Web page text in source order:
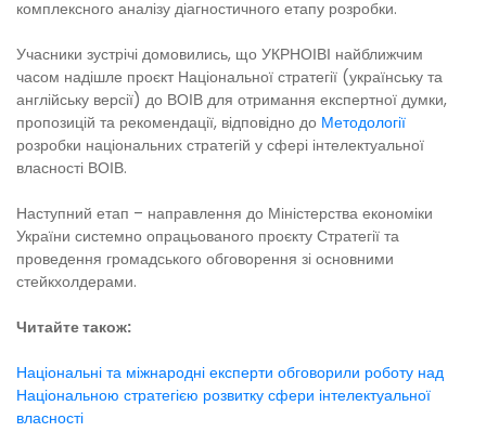
комплексного аналізу діагностичного етапу розробки.
Учасники зустрічі домовились, що УКРНОІВІ найближчим
часом надішле проєкт Національної стратегії (українську та
англійську версії) до ВОІВ для отримання експертної думки,
пропозицій та рекомендації, відповідно до Методології
розробки національних стратегій у сфері інтелектуальної
власності ВОІВ.
Наступний етап – направлення до Міністерства економіки
України системно опрацьованого проєкту Стратегії та
проведення громадського обговорення зі основними
стейкхолдерами.
Читайте також:
Національні та міжнародні експерти обговорили роботу над
Національною стратегією розвитку сфери інтелектуальної
власності